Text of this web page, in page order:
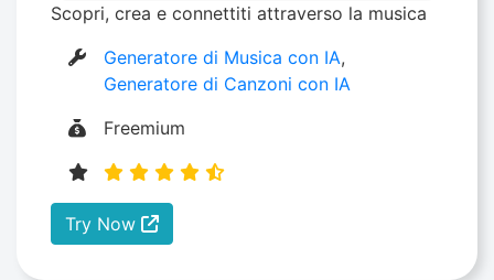
Scopri, crea e connettiti attraverso la musica
Generatore di Musica con IA,
Generatore di Canzoni con IA
Freemium
Try Now